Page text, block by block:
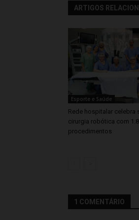
ARTIGOS
Esporte e Saúde
Rede hospitalar celebra
cirurgia robótica com
procedimentos
1 COMENTÁRIO